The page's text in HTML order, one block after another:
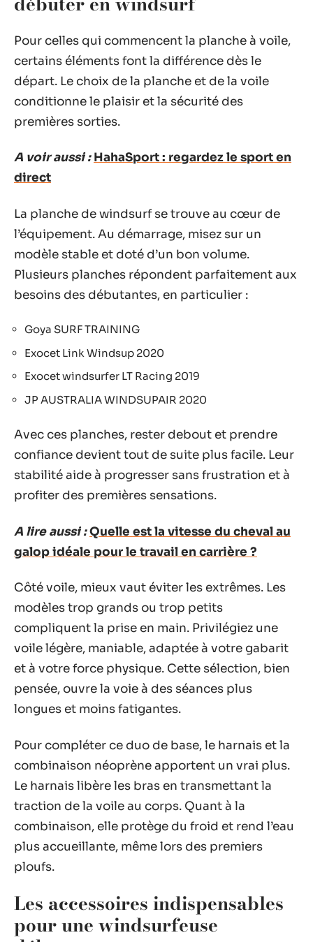
Pour celles qui commencent la planche à voile,
certains éléments font la différence dès le
départ. Le choix de la planche et de la voile
conditionne le plaisir et la sécurité des
premières sorties.
A voir aussi : HahaSport : regardez le sport en
direct
La planche de windsurf se trouve au cœur de
l’équipement. Au démarrage, misez sur un
modèle stable et doté d’un bon volume.
Plusieurs planches répondent parfaitement aux
besoins des débutantes, en particulier :
Goya SURF TRAINING
Exocet Link Windsup 2020
Exocet windsurfer LT Racing 2019
JP AUSTRALIA WINDSUPAIR 2020
Avec ces planches, rester debout et prendre
confiance devient tout de suite plus facile. Leur
stabilité aide à progresser sans frustration et à
profiter des premières sensations.
A lire aussi :Quelle est la vitesse du cheval au
galop idéale pour le travail en carrière ?
Côté voile, mieux vaut éviter les extrêmes. Les
modèles trop grands ou trop petits
compliquent la prise en main. Privilégiez une
voile légère, maniable, adaptée à votre gabarit
et à votre force physique. Cette sélection, bien
pensée, ouvre la voie à des séances plus
longues et moins fatigantes.
Pour compléter ce duo de base, le harnais et la
combinaison néoprène apportent un vrai plus.
Le harnais libère les bras en transmettant la
traction de la voile au corps. Quant à la
combinaison, elle protège du froid et rend l’eau
plus accueillante, même lors des premiers
ploufs.
Les accessoires indispensables
pour une windsurfeuse